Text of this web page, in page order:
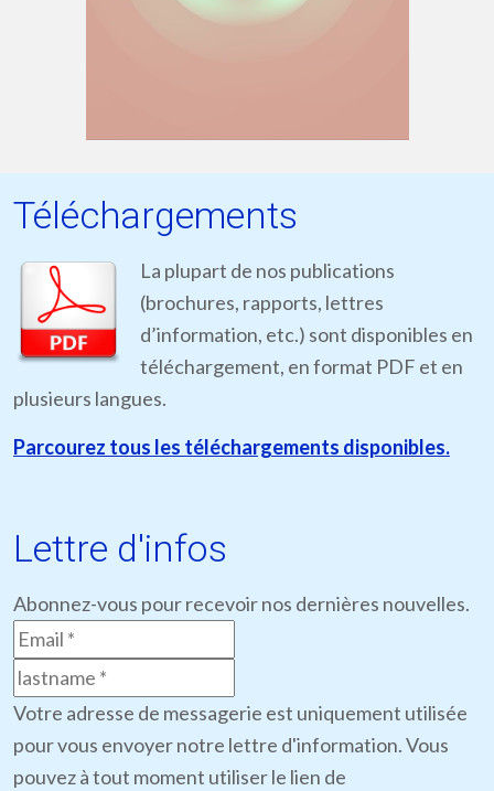
Téléchargements
La plupart de nos publications
(brochures, rapports, lettres
d’information, etc.) sont disponibles en
téléchargement, en format PDF et en
plusieurs langues.
Parcourez tous les téléchargements disponibles.
Lettre d'infos
Abonnez-vous pour recevoir nos dernières nouvelles.
Votre adresse de messagerie est uniquement utilisée
pour vous envoyer notre lettre d'information. Vous
pouvez à tout moment utiliser le lien de